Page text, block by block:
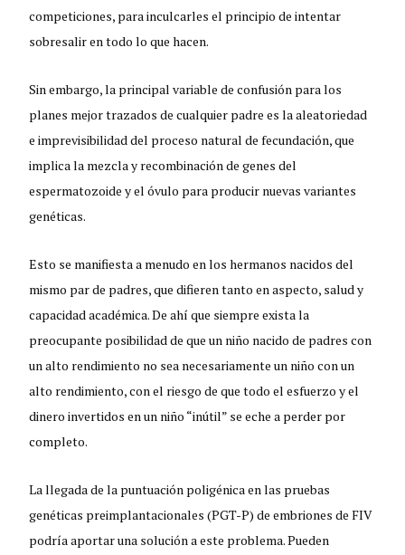
competiciones, para inculcarles el principio de intentar
sobresalir en todo lo que hacen.
Sin embargo, la principal variable de confusión para los
planes mejor trazados de cualquier padre es la aleatoriedad
e imprevisibilidad del proceso natural de fecundación, que
implica la mezcla y recombinación de genes del
espermatozoide y el óvulo para producir nuevas variantes
genéticas.
Esto se manifiesta a menudo en los hermanos nacidos del
mismo par de padres, que difieren tanto en aspecto, salud y
capacidad académica. De ahí que siempre exista la
preocupante posibilidad de que un niño nacido de padres con
un alto rendimiento no sea necesariamente un niño con un
alto rendimiento, con el riesgo de que todo el esfuerzo y el
dinero invertidos en un niño “inútil” se eche a perder por
completo.
La llegada de la puntuación poligénica en las pruebas
genéticas preimplantacionales (PGT-P) de embriones de FIV
podría aportar una solución a este problema. Pueden